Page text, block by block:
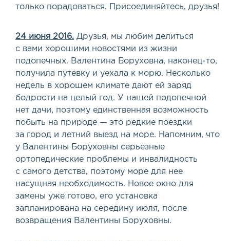
только порадоваться. Присоединяйтесь, друзья!
24 июня 2016. Друзья, мы любим делиться
с вами хорошими новостями из жизни
подопечных. Валентина Боруховна, наконец-то,
получила путевку и уехала к морю. Несколько
недель в хорошем климате дают ей заряд
бодрости на целый год. У нашей подопечной
нет дачи, поэтому единственная возможность
побыть на природе — это редкие поездки
за город и летний выезд на море. Напомним, что
у Валентины Боруховны серьезные
ортопедические проблемы и инвалидность
с самого детства, поэтому море для нее
насущная необходимость. Новое окно для
замены уже готово, его установка
запланирована на середину июля, после
возвращения Валентины Боруховны.